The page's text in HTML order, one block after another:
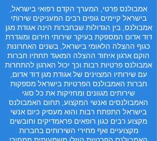
אמבולנס פרטי, המערך הקדם רפואי בישראל,
בישראל קיימים גופים רבים המעניקים שירותי
אמבולנס, בין הגדולות שבחברות הינה אגודת מגן
דוד אדום המספקת בעיקר שירותי חירום ומוגדרת
כגוף ההצלה הלאומי בישראל, בשנים האחרונות
הוקם ארגון איחוד ההצלה המאגד תחתיו חברות
אמבולנס פרטיות רבות וכך יכול הארגון להתחרות
עם שירותיו המצוינים של אגודת מגן דוד אדום,
חברות האמבולנס הפרטיות בישראל מספקות
שירותים מגוונים ומחזיקות את כל סוגי
האמבולנסים ואנשי המקצוע, תחום האמבולנס
בישראל התפתח רבות והוא מעסיק כיום אנשי
מקצוע רבים כגון רופאים פראמדיקים וחובשים
מקצועיים ואף מחירי השירותים בחברות